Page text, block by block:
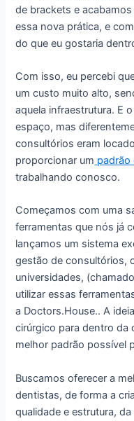
de brackets e
essa nova prática, e
do que eu gostaria
Com isso, eu percebi
um custo muito alto,
aquela infraestrutura. E
espaço, mas
consultórios eram
proporcionar um padrão
trabalhando conosco.
Começamos com uma
ferramentas que nós já
lançamos um sistema
gestão de consultórios,
universidades, (chamado
utilizar essas
a Doctors.House.. A
cirúrgico para dentro
melhor padrão possível
Buscamos oferecer a
dentistas, de forma a
qualidade e estrutura,